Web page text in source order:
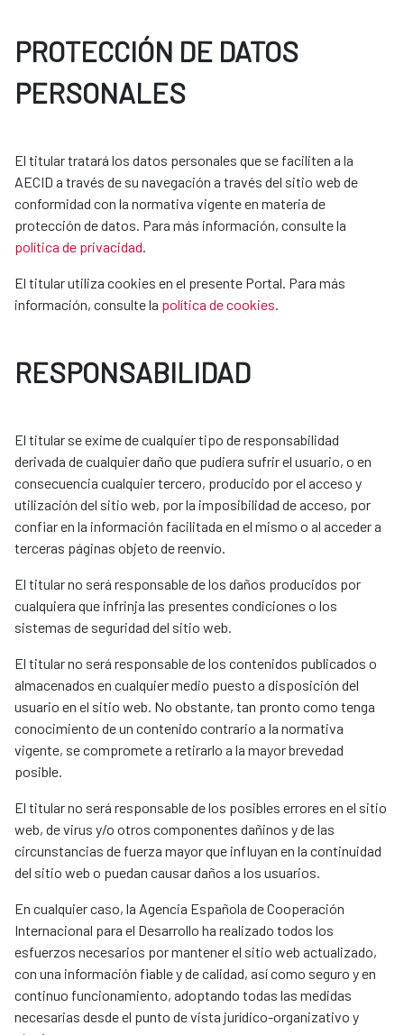
PROTECCIÓN DE DATOS
PERSONALES
El titular tratará los datos personales que se faciliten a la
AECID a través de su navegación a través del sitio web de
conformidad con la normativa vigente en materia de
protección de datos. Para más información, consulte la
política de privacidad.
El titular utiliza cookies en el presente Portal. Para más
información, consulte la política de cookies.
RESPONSABILIDAD
El titular se exime de cualquier tipo de responsabilidad
derivada de cualquier daño que pudiera sufrir el usuario, o en
consecuencia cualquier tercero, producido por el acceso y
utilización del sitio web, por la imposibilidad de acceso, por
confiar en la información facilitada en el mismo o al acceder a
terceras páginas objeto de reenvío.
El titular no será responsable de los daños producidos por
cualquiera que infrinja las presentes condiciones o los
sistemas de seguridad del sitio web.
El titular no será responsable de los contenidos publicados o
almacenados en cualquier medio puesto a disposición del
usuario en el sitio web. No obstante, tan pronto como tenga
conocimiento de un contenido contrario a la normativa
vigente, se compromete a retirarlo a la mayor brevedad
posible.
El titular no será responsable de los posibles errores en el sitio
web, de virus y/o otros componentes dañinos y de las
circunstancias de fuerza mayor que influyan en la continuidad
del sitio web o puedan causar daños a los usuarios.
En cualquier caso, la Agencia Española de Cooperación
Internacional para el Desarrollo ha realizado todos los
esfuerzos necesarios por mantener el sitio web actualizado,
con una información fiable y de calidad, así como seguro y en
continuo funcionamiento, adoptando todas las medidas
necesarias desde el punto de vista jurídico-organizativo y